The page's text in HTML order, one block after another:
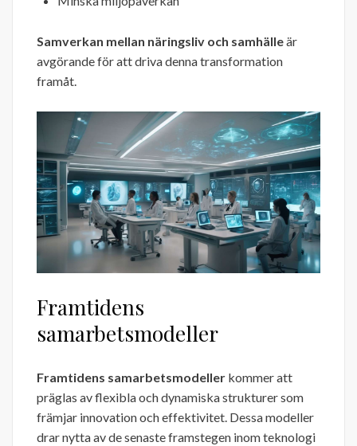
Samverkan mellan näringsliv och samhälleär
avgörande för att driva denna transformation
framåt.
Framtidens
samarbetsmodeller
Framtidens samarbetsmodeller kommer att
präglas av flexibla och dynamiska strukturer som
främjar innovation och effektivitet. Dessa modeller
drar nytta av de senaste framstegen inom teknologi